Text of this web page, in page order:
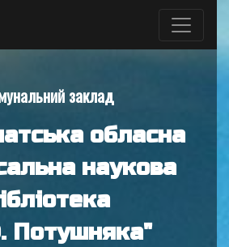
заклад
обласна
наукова
Потушняка"